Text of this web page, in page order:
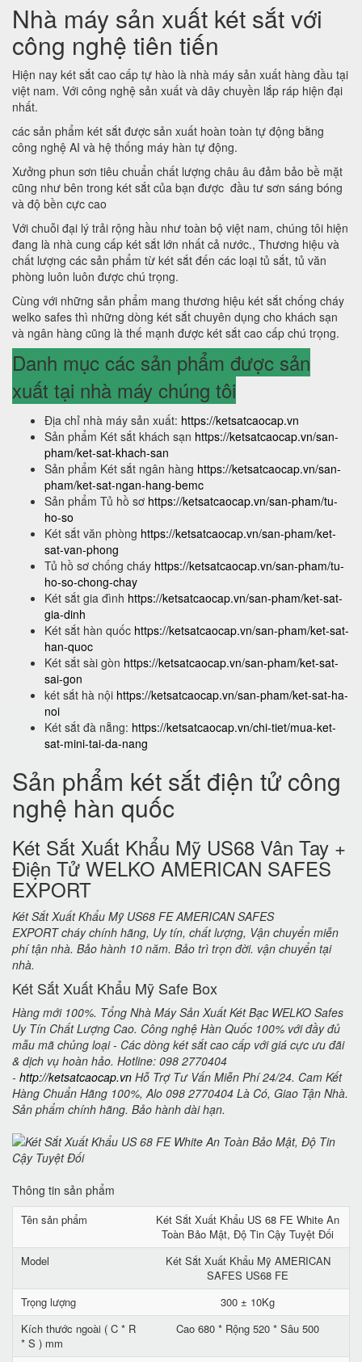
Nhà máy sản xuất két sắt với
công nghệ tiên tiến
Hiện nay két sắt cao cấp tự hào là nhà máy sản xuất hàng đầu tại
việt nam. Với công nghệ sản xuất và dây chuyền lắp ráp hiện đại
nhất.
các sản phẩm két sắt được sản xuất hoàn toàn tự động bằng
công nghệ AI và hệ thống máy hàn tự động.
Xưởng phun sơn tiêu chuẩn chất lượng châu âu đảm bảo bề mặt
cũng như bên trong két sắt của bạn được đầu tư sơn sáng bóng
và độ bền cực cao
Với chuỗi đại lý trải rộng hầu như toàn bộ việt nam, chúng tôi hiện
đang là nhà cung cấp két sắt lớn nhất cả nước., Thương hiệu và
chất lượng các sản phẩm từ két sắt đến các loại tủ sắt, tủ văn
phòng luôn luôn được chú trọng.
Cùng với những sản phẩm mang thương hiệu két sắt chống cháy
welko safes thì những dòng két sắt chuyên dụng cho khách sạn
và ngân hàng cũng là thế mạnh được két sắt cao cấp chú trọng.
Danh mục các sản phẩm được sản
xuất tại nhà máy chúng tôi
Địa chỉ nhà máy sản xuất: https://ketsatcaocap.vn
Sản phẩm Két sắt khách sạn https://ketsatcaocap.vn/san-
pham/ket-sat-khach-san
Sản phẩm Két sắt ngân hàng https://ketsatcaocap.vn/san-
pham/ket-sat-ngan-hang-bemc
Sản phẩm Tủ hồ sơ https://ketsatcaocap.vn/san-pham/tu-
ho-so
Két sắt văn phòng https://ketsatcaocap.vn/san-pham/ket-
sat-van-phong
Tủ hồ sơ chống cháy https://ketsatcaocap.vn/san-pham/tu-
ho-so-chong-chay
Két sắt gia đình https://ketsatcaocap.vn/san-pham/ket-sat-
gia-dinh
Két sắt hàn quốc https://ketsatcaocap.vn/san-pham/ket-sat-
han-quoc
Két sắt sài gòn https://ketsatcaocap.vn/san-pham/ket-sat-
sai-gon
két sắt hà nội https://ketsatcaocap.vn/san-pham/ket-sat-ha-
noi
Két sắt đà nẵng: https://ketsatcaocap.vn/chi-tiet/mua-ket-
sat-mini-tai-da-nang
Sản phẩm két sắt điện tử công
nghệ hàn quốc
Két Sắt Xuất Khẩu Mỹ US68 Vân Tay +
Điện Tử WELKO AMERICAN SAFES
EXPORT
Két Sắt Xuất Khẩu Mỹ US68 FE AMERICAN SAFES
EXPORT cháy chính hãng, Uy tín, chất lượng, Vận chuyển miễn
phí tận nhà. Bảo hành 10 năm. Bảo trì trọn đời. vận chuyển tại
nhà.
Két Sắt Xuất Khẩu Mỹ Safe Box
Hàng mới 100%. Tổng Nhà Máy Sản Xuất Két Bạc WELKO Safes
Uy Tín Chất Lượng Cao. Công nghệ Hàn Quốc 100% với đầy đủ
mẫu mã chủng loại - Các dòng két sắt cao cấp với giá cực ưu đãi
& dịch vụ hoàn hảo. Hotline: 098 2770404
- http://ketsatcaocap.vn Hỗ Trợ Tư Vấn Miễn Phí 24/24. Cam Kết
Hàng Chuẩn Hãng 100%, Alo 098 2770404 Là Có, Giao Tận Nhà.
Sản phẩm chính hãng. Bảo hành dài hạn.
Thông tin sản phẩm
Tên sản phẩm
Két Sắt Xuất Khẩu US 68 FE White An
Toàn Bảo Mật, Độ Tin Cậy Tuyệt Đối
Model
Két Sắt Xuất Khẩu Mỹ AMERICAN
SAFES US68 FE
Trọng lượng
300 ± 10Kg
Kích thước ngoài ( C * R
* S ) mm
Cao 680 * Rộng 520 * Sâu 500